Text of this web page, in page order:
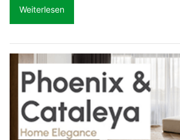
Weiterlesen